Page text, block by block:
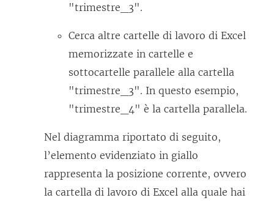
"trimestre_3".
Cerca altre cartelle di lavoro di Excel
memorizzate in cartelle e
sottocartelle parallele alla cartella
"trimestre_3". In questo esempio,
"trimestre_4" è la cartella parallela.
Nel diagramma riportato di seguito,
l’elemento evidenziato in giallo
rappresenta la posizione corrente, ovvero
la cartella di lavoro di Excel alla quale hai